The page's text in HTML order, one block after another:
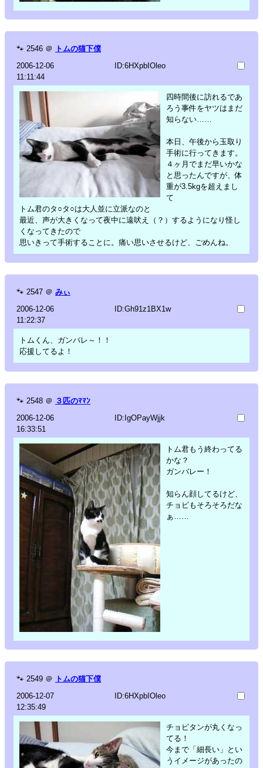
🐾 2546 ＠ トムの猫下僕
2006-12-06
11:11:44
ID:6HXpbIOleo
四時間後に訪れるであ
ろう事件をヤツはまだ
知らない……
本日、午後から玉取り
手術に行ってきます。
４ヶ月でまだ早いかな
と思ったんですが、体
重が3.5kgを超えまし
て
トム君のタ○タ○は大人並に立派なのと
最近、声が大きくなって夜中に遠吠え（？）するようになり怪し
くなってきたので
思いきって手術することに。痛い思いさせるけど、ごめんね。
🐾 2547 ＠ みぃ
2006-12-06
11:22:37
ID:Gh91z1BX1w
トムくん、ガンバレ～！！
応援してるよ！
🐾 2548 ＠ ３匹のﾏﾏﾝ
2006-12-06
16:33:51
ID:IgOPayWjjk
トム君もう終わってる
かな？
ガンバレー！
知らん顔してるけど、
チョビもそろそろだな
ぁ……
🐾 2549 ＠ トムの猫下僕
2006-12-07
12:35:49
ID:6HXpbIOleo
チョビタンが丸くなっ
てる！
今まで「細長い」とい
うイメージがあったの